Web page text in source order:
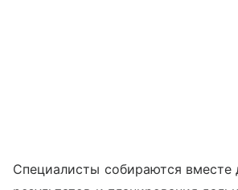
Специалисты собираются вместе